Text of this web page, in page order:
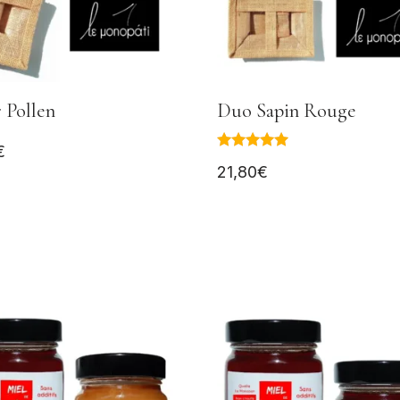
Duo Sapin Rouge
5.00
21,80€